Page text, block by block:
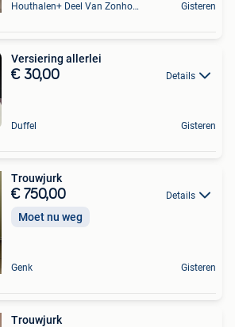
Houthalen+ Deel Van Zonhoven En Zolder Gisteren
Versiering allerlei
€ 30,00 Details
Duffel Gisteren
Trouwjurk
€ 750,00 Details
Moet nu weg
Genk Gisteren
Trouwjurk